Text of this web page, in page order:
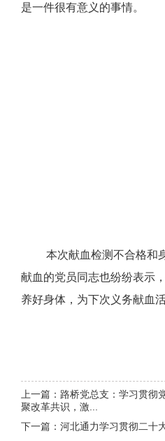
是一件很有意义的事情。
本次献血检测不合格和
献血的党员同志也纷纷表示
养好身体，为下次义务献血
上一篇：路桥党总支：学习贯彻
聚改革共识，激...
下一篇：河北通力学习贯彻二十